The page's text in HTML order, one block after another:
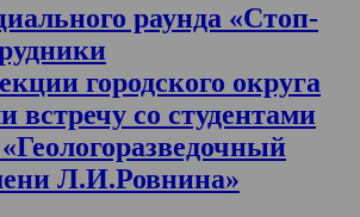
раунда «Стоп-
городского округа
встречу со студентами
Л.И.Ровнина»